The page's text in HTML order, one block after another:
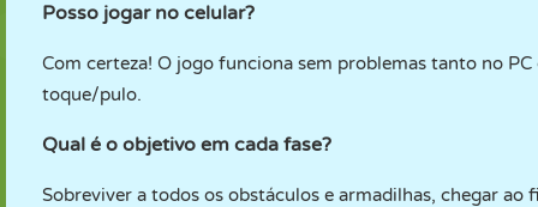
Posso jogar no celular?
Com certeza! O jogo funciona sem problemas tanto no
toque/pulo.
Qual é o objetivo em cada fase?
Sobreviver a todos os obstáculos e armadilhas, chegar ao